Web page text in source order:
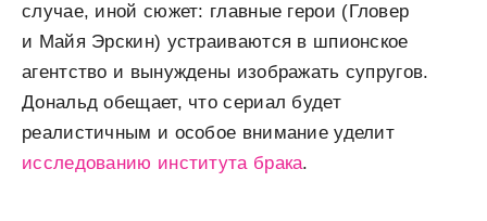
случае, иной сюжет: главные герои (Гловер
и Майя Эрскин) устраиваются в шпионское
агентство и вынуждены изображать супругов.
Дональд обещает, что сериал будет
реалистичным и особое внимание уделит
исследованию института брака.